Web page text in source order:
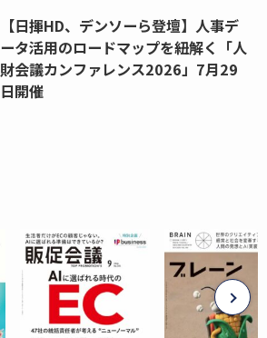
【日揮HD、デンソーら登壇】人事デ
ータ活用のロードマップを紐解く「人
財会議カンファレンス2026」7月29
日開催